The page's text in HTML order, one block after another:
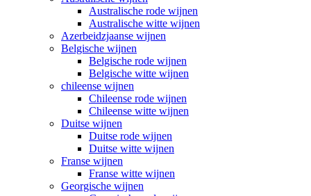
Australische rode wijnen
Australische witte wijnen
Azerbeidzjaanse wijnen
Belgische wijnen
Belgische rode wijnen
Belgische witte wijnen
chileense wijnen
Chileense rode wijnen
Chileense witte wijnen
Duitse wijnen
Duitse rode wijnen
Duitse witte wijnen
Franse wijnen
Franse witte wijnen
Georgische wijnen